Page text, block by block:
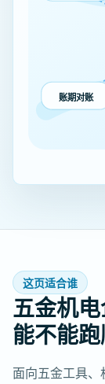
账期对账
这页适合谁
五金机
能不能
面向五金工具